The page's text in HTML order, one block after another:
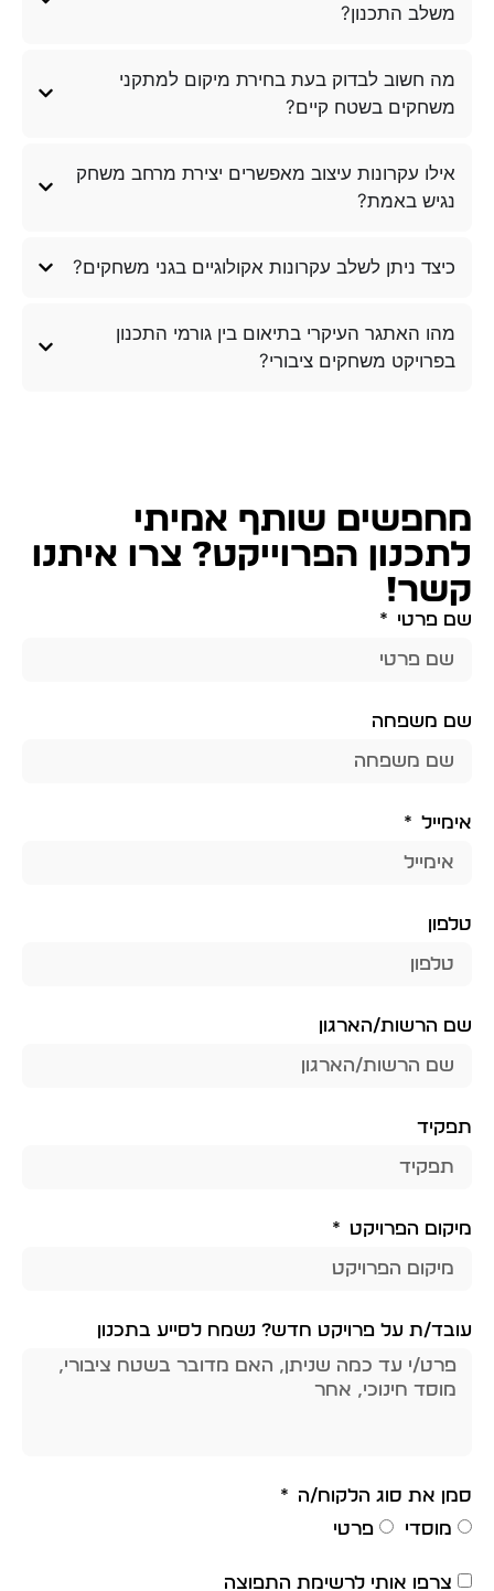
משלב התכנון?
מה חשוב לבדוק בעת בחירת מיקום למתקני
משחקים בשטח קיים?
אילו עקרונות עיצוב מאפשרים יצירת מרחב משחק
נגיש באמת?
כיצד ניתן לשלב עקרונות אקולוגיים בגני משחקים?
מהו האתגר העיקרי בתיאום בין גורמי התכנון
בפרויקט משחקים ציבורי?
מחפשים שותף אמיתי
לתכנון הפרוייקט? צרו איתנו
קשר!
שם פרטי
שם משפחה
אימייל
טלפון
שם הרשות/הארגון
תפקיד
מיקום הפרויקט
עובד/ת על פרויקט חדש? נשמח לסייע בתכנון
סמן את סוג הלקוח/ה
מוסדי
פרטי
צרפו אותי לרשימת התפוצה